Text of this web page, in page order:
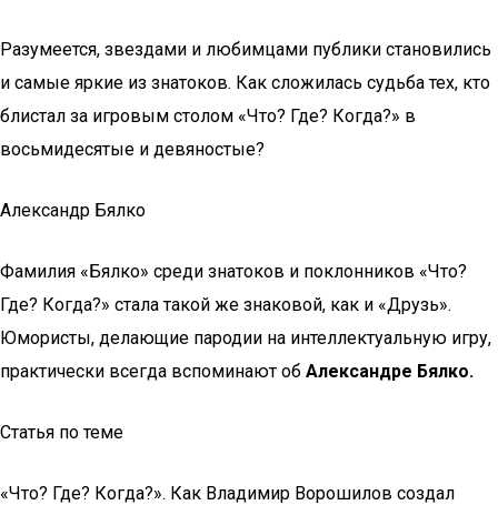
Разумеется, звездами и любимцами публики становились
и самые яркие из знатоков. Как сложилась судьба тех, кто
блистал за игровым столом «Что? Где? Когда?» в
восьмидесятые и девяностые?
Александр Бялко
Фамилия «Бялко» среди знатоков и поклонников «Что?
Где? Когда?» стала такой же знаковой, как и «Друзь».
Юмористы, делающие пародии на интеллектуальную игру,
практически всегда вспоминают об Александре Бялко.
Статья по теме
«Что? Где? Когда?». Как Владимир Ворошилов создал